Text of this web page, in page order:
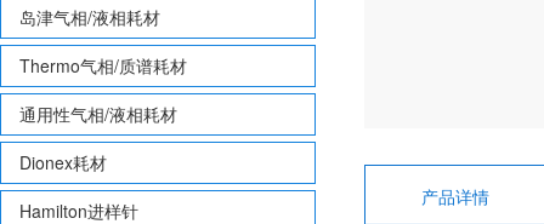
岛津气相/液相耗材
Thermo气相/质谱耗材
通用性气相/液相耗材
Dionex耗材
Hamilton进样针
产品详情